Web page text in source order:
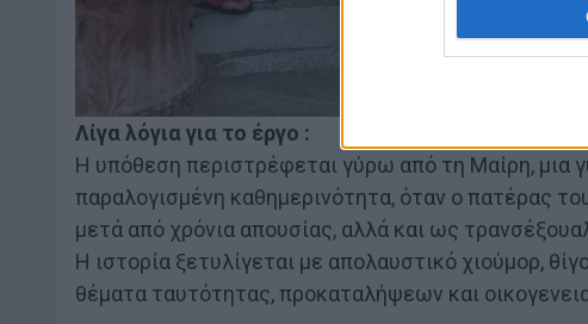
Λίγα λόγια για το έργο :
Η υπόθεση περιστρέφεται γύρω από τη Μαίρη, μια
παραλογισμένη καθημερινότητα, όταν ο πατέρας
μετά από χρόνια απουσίας, αλλά και ως
Η ιστορία ξετυλίγεται με απολαυστικό χιούμορ,
θέματα ταυτότητας, προκαταλήψεων και